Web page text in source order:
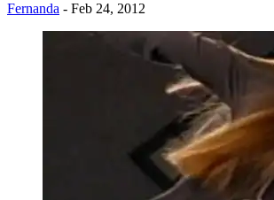
Fernanda - Feb 24, 2012